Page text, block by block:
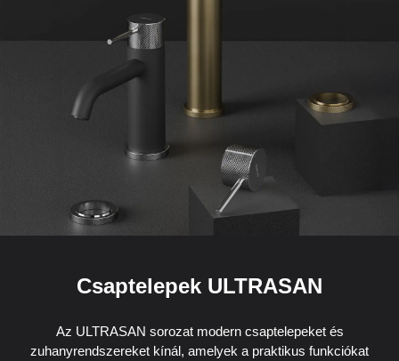
Csaptelepek ULTRASAN
Az ULTRASAN sorozat modern csaptelepeket és
zuhanyrendszereket kínál, amelyek a praktikus funkciókat